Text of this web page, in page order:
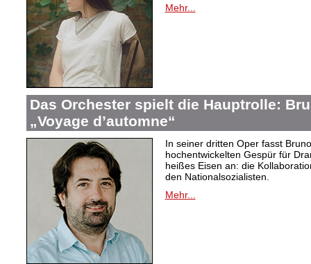
Mehr...
Das Orchester spielt die Hauptrolle:
„Voyage d’automne“
In seiner dritten Oper fasst
hochentwickelten Gespür für
heißes Eisen an: die
den Nationalsozialisten.
Mehr...